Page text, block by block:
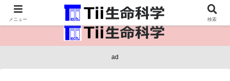
医療保健・生命・生物の情報インフラ。
ad
メニュー 検索